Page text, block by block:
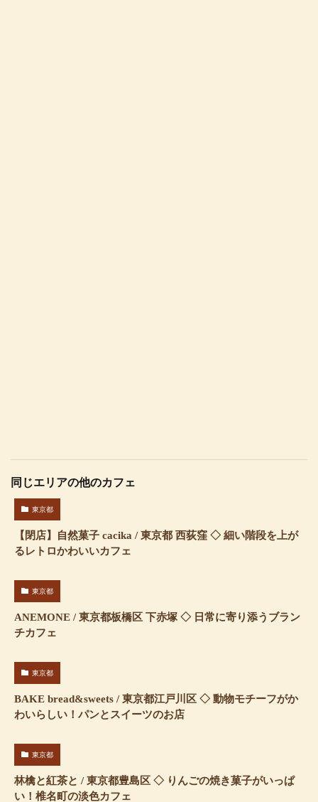
同じエリアの他のカフェ
東京都
【閉店】自然菓子 cacika / 東京都 西荻窪 ◇ 細い階段を上が
るレトロかわいいカフェ
東京都
ANEMONE / 東京都板橋区 下赤塚 ◇ 日常に寄り添うブラン
チカフェ
東京都
BAKE bread&sweets / 東京都江戸川区 ◇ 動物モチーフがか
わいらしい！パンとスイーツのお店
東京都
林檎と紅茶と / 東京都豊島区 ◇ りんごの焼き菓子がいっぱ
い！椎名町の淡色カフェ